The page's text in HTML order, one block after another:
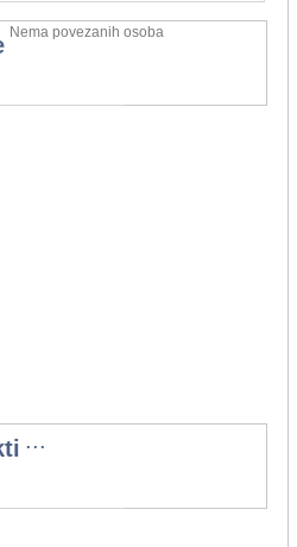
Nema povezanih osoba
...